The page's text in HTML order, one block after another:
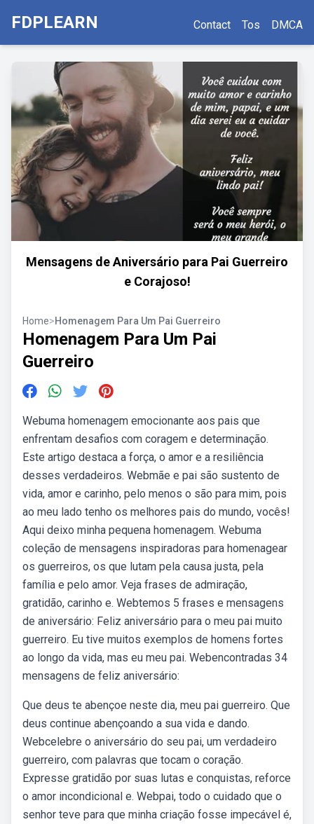
FDPLEARN Contact Tos DMCA
Mensagens de Aniversário para Pai Guerreiro
e Corajoso!
Home>Homenagem Para Um Pai Guerreiro
Homenagem Para Um Pai
Guerreiro
Webuma homenagem emocionante aos pais que
enfrentam desafios com coragem e determinação.
Este artigo destaca a força, o amor e a resiliência
desses verdadeiros. Webmãe e pai são sustento de
vida, amor e carinho, pelo menos o são para mim, pois
ao meu lado tenho os melhores pais do mundo, vocês!
Aqui deixo minha pequena homenagem. Webuma
coleção de mensagens inspiradoras para homenagear
os guerreiros, os que lutam pela causa justa, pela
família e pelo amor. Veja frases de admiração,
gratidão, carinho e. Webtemos 5 frases e mensagens
de aniversário: Feliz aniversário para o meu pai muito
guerreiro. Eu tive muitos exemplos de homens fortes
ao longo da vida, mas eu meu pai. Webencontradas 34
mensagens de feliz aniversário:
Que deus te abençoe neste dia, meu pai guerreiro. Que
deus continue abençoando a sua vida e dando.
Webcelebre o aniversário do seu pai, um verdadeiro
guerreiro, com palavras que tocam o coração.
Expresse gratidão por suas lutas e conquistas, reforce
o amor incondicional e. Webpai, todo o cuidado que o
senhor teve para que minha criação fosse impecável é,